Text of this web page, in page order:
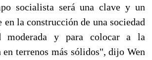
socialista será una clave y un
en la construcción de una sociedad
moderada y para colocar a la
en terrenos más sólidos", dijo Wen